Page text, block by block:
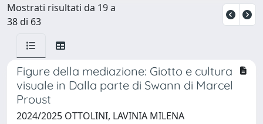
Mostrati risultati da 19 a
38 di 63
Figure della mediazione: Giotto e cultura
visuale in Dalla parte di Swann di Marcel
Proust
2024/2025 OTTOLINI, LAVINIA MILENA